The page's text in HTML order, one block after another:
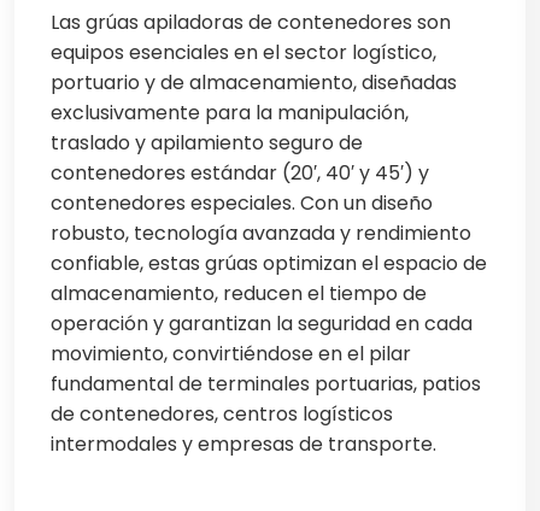
Las grúas apiladoras de contenedores son
equipos esenciales en el sector logístico,
portuario y de almacenamiento, diseñadas
exclusivamente para la manipulación,
traslado y apilamiento seguro de
contenedores estándar (20′, 40′ y 45′) y
contenedores especiales. Con un diseño
robusto, tecnología avanzada y rendimiento
confiable, estas grúas optimizan el espacio de
almacenamiento, reducen el tiempo de
operación y garantizan la seguridad en cada
movimiento, convirtiéndose en el pilar
fundamental de terminales portuarias, patios
de contenedores, centros logísticos
intermodales y empresas de transporte.